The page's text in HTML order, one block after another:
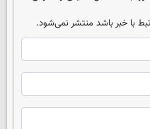
با خبر باشد منتشر نمی‌شود.